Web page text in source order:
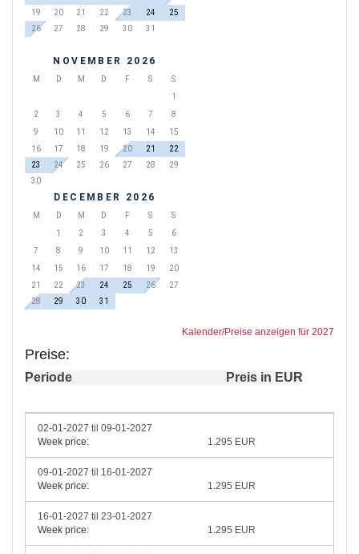
19
20 21 22 23 24
25
26
27 28 29 30 31
NOVEMBER 2026
M D M D F S
S
1
2
3 4 5 6 7
8
9
10 11 12 13 14
15
16
17 18 19 20 21
22
23
24 25 26 27 28
29
30
DECEMBER 2026
M D M D F S
S
1
2 3 4 5
6
7
8 9 10 11 12
13
14
15 16 17 18 19
20
21
22 23 24 25 26
27
28
29 30 31
Kalender/Preise anzeigen für 2027
Preise:
Periode Preis in EUR
02-01-2027 til 09-01-2027
Week price:
1.295 EUR
09-01-2027 til 16-01-2027
Week price:
1.295 EUR
16-01-2027 til 23-01-2027
Week price:
1.295 EUR